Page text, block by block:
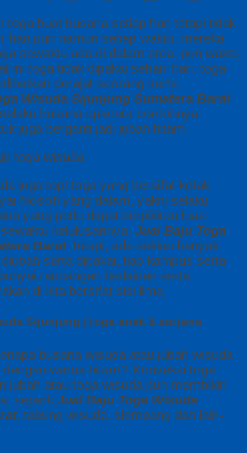
toga buat busana setiap hari tetapi tidak
hari pun namun setiap waktu, mereka
sewaktu ada di dalam area, pun waktu
ini toga tidak dipakai sehari-hari, toga
derajat seorang serta
Wisuda Sijunjung Sumatera Barat
busana upacara contohnya
juga berganti jadi jubah hitam.
juga topi toga yang bersifat kotak
filosofi yang dalam, yakni selaku
yang perlu dapat berpikiran luas,
kelulusannya, Jual Baju Toga
BaratTetapi, ada sekian banyak
serta dipakai, tiap kampus serta
rancangan berlainan serta
di kita bersifat sisi lima.
Sijunjung | toga anak & sarjana
busana wisuda atau jubah wisuda
warna hitam? Konveksi toga
jubah atau toga wisuda pun membikin
seperti Jual Baju Toga Wisuda
, tabung wisuda, slempang dan lain-